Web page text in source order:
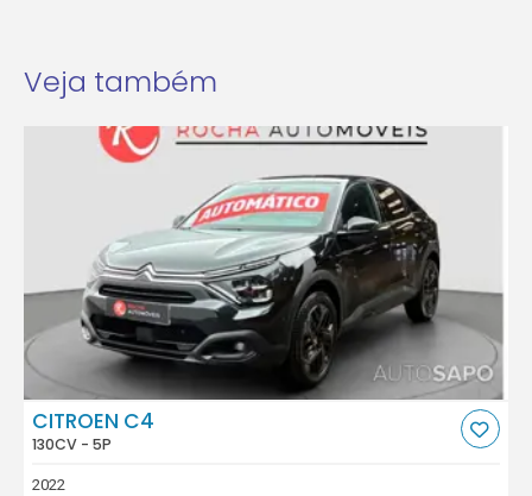
Veja também
CITROEN C4
130CV - 5P
2022